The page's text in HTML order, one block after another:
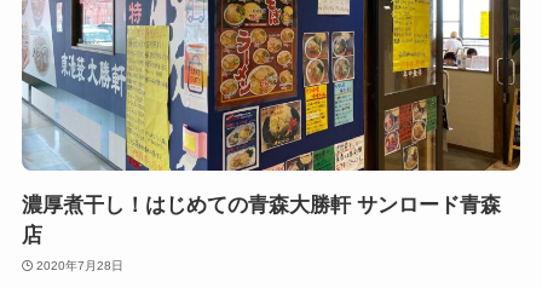
濃厚煮干し！はじめての青森大勝軒 サンロード青森
店
2020年7月28日